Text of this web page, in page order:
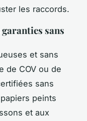
les raccords.
sans
et sans
de COV ou de
sans
peints
et aux